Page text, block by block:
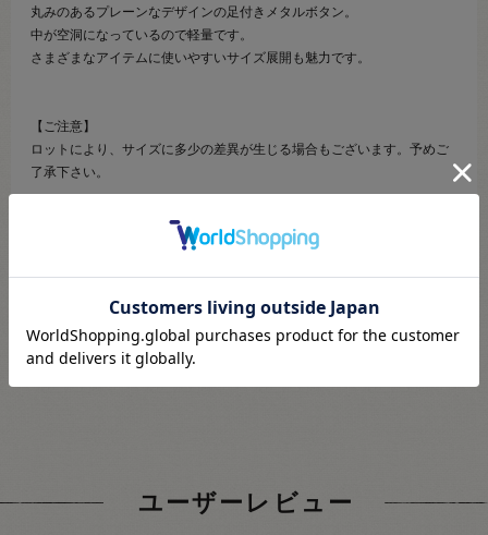
丸みのあるプレーンなデザインの足付きメタルボタン。
中が空洞になっているので軽量です。
さまざまなアイテムに使いやすいサイズ展開も魅力です。
【ご注意】
ロットにより、サイズに多少の差異が生じる場合もございます。予めご
了承下さい。
【ご注文前に必ずお読み下さい】
なる場合がございます。
・当社の他オンラインショップと在庫を共有しており、注文が確定して
も完売・欠品の場合があります。予めご了承下さい。
ユーザーレビュー